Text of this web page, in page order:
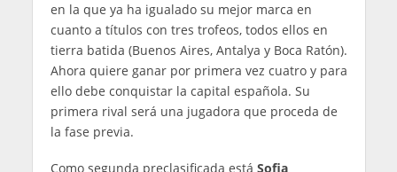
en la que ya ha igualado su mejor marca en
cuanto a títulos con tres trofeos, todos ellos en
tierra batida (Buenos Aires, Antalya y Boca Ratón).
Ahora quiere ganar por primera vez cuatro y para
ello debe conquistar la capital española. Su
primera rival será una jugadora que proceda de
la fase previa.
Como segunda preclasificada está Sofia